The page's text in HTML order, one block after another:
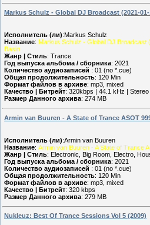
Markus Schulz - Global DJ Broadcast (2021-
Исполнитель (ли):Markus Schulz
Название: Markus Schulz - Global DJ Broadcast
Basin
Жанр | Стиль: Trance
Год выпуска альбома / сборника: 2021
Количество аудиозаписей : 01 (no *.cue)
Общая продолжительность: 120 Min
Формат файлов в архиве: mp3, mixed
Качество | Битрейт: 320kbps | 44.1 kHz | Stereo
Размер Данного архива: 274 MB
Armin van Buuren - A State of Trance ASOT
Исполнитель (ли):Armin van Buuren
Название: Armin van Buuren - A State of Trance
Жанр | Стиль: Electronic, Big Room, Electro,
Год выпуска альбома / сборника: 2021
Количество аудиозаписей : 01 (no *.cue)
Общая продолжительность: 120 Min
Формат файлов в архиве: mp3, mixed
Качество | Битрейт: 320 kbps
Размер Данного архива: 279 MB
Nukleuz: Best Of Trance Sessions Vol 5 (2009)